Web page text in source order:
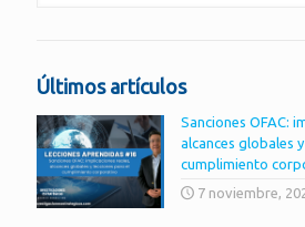
Últimos artículos
Sanciones OFAC:
alcances globales
cumplimiento
7 noviembre,